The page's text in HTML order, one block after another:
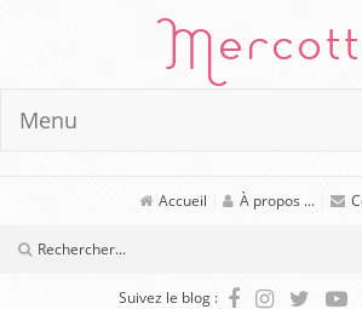
Menu
Accueil À propos ...
Suivez le blog :